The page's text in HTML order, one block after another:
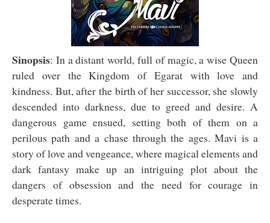
Sinopsis: In a distant world, full of magic, a wise Queen
ruled over the Kingdom of Egarat with love and
kindness. But, after the birth of her successor, she slowly
descended into darkness, due to greed and desire. A
dangerous game ensued, setting both of them on a
perilous path and a chase through the ages. Mavi is a
story of love and vengeance, where magical elements and
dark fantasy make up an intriguing plot about the
dangers of obsession and the need for courage in
desperate times.